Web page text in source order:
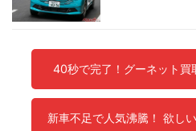
40秒で完了！グーネット
新車不足で人気沸騰！ 欲し